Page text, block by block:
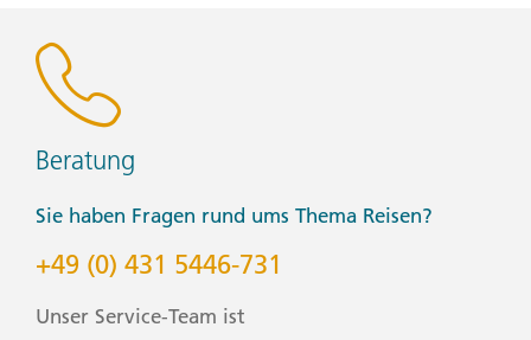
Beratung
Sie haben Fragen rund ums Thema Reisen?
+49 (0) 431 5446-731
Unser Service-Team ist